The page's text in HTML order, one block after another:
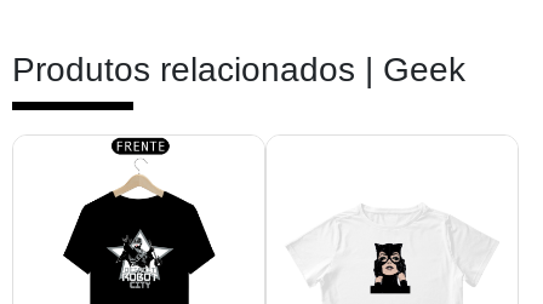
Produtos relacionados | Geek